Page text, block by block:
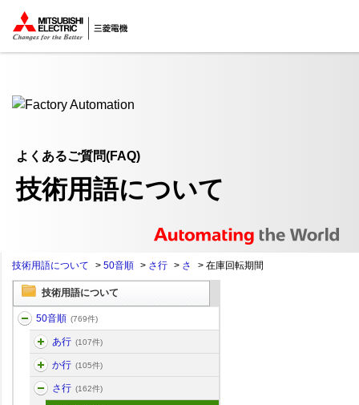
ここから本文
よくあるご質問(FAQ)
技術用語について
技術用語について > 50音順 > さ行 > さ > 在庫回転期間
技術用語について
50音順 (769件)
あ行 (107件)
か行 (105件)
さ行 (162件)